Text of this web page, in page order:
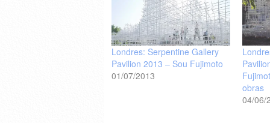
Londres: Serpentine Gallery
Pavilion 2013 – Sou Fujimoto
01/07/2013
obras
04/06/